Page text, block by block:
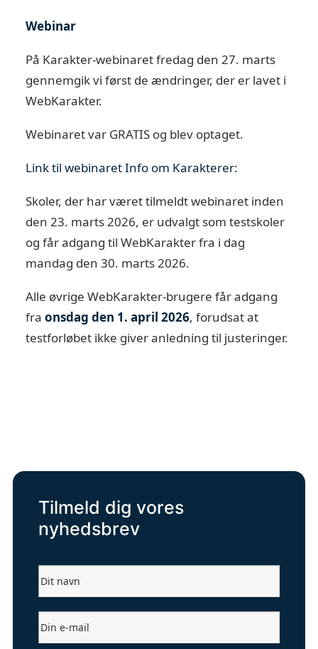
Webinar
På Karakter-webinaret fredag den 27. marts
gennemgik vi først de ændringer, der er lavet i
WebKarakter.
Webinaret var GRATIS og blev optaget.
Link til webinaret Info om Karakterer:
Skoler, der har været tilmeldt webinaret inden
den 23. marts 2026, er udvalgt som testskoler
og får adgang til WebKarakter fra i dag
mandag den 30. marts 2026.
Alle øvrige WebKarakter-brugere får adgang
fra onsdag den 1. april 2026, forudsat at
testforløbet ikke giver anledning til justeringer.
Tilmeld dig vores
nyhedsbrev